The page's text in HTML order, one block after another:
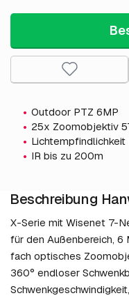
Outdoor PTZ 6MP
25x Zoomobjektiv
Lichtempfindlichkeit
IR bis zu 200m
Beschreibung
X-Serie mit Wisenet 7-
für den Außenbereich, 6
fach optisches
360° endloser